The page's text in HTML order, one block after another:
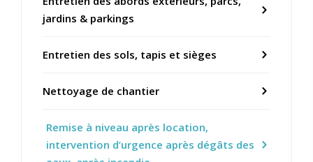
jardins & parkings
Entretien des sols, tapis et sièges
Nettoyage de chantier
Remise à niveau après location,
intervention d’urgence après dégâts des